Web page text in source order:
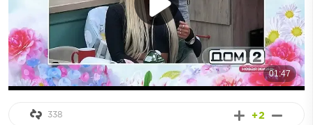
+2
338